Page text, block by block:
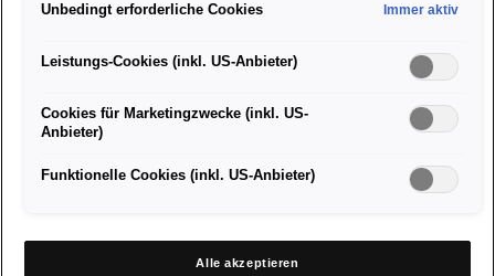
ausziehbarem Griff und Zahlenschloss
die USA (insbesondere dort an die Google LLC) weitergibt. In den
gleichwertiges Datenschutzniveau und es fehlt an einem
Angemessenheitsbeschluss der Europäischen Kommission. Hieraus
Betroffener in den USA nicht wirksam durchsetzen können, in den
USA keine Datenschutzgrundsätze bestehen, und weil nicht
Sicherheitsbehörden einen Zugriff auf Daten erlangen können, wobei
Eingriffe in Ihre persönlichen Rechte und Freiheiten nicht auf das
Unbedingt erforderliche Cookies Immer aktiv
Leistungs-Cookies (inkl. US-Anbieter)
Cookies für Marketingzwecke (inkl. US-
Anbieter)
Funktionelle Cookies (inkl. US-Anbieter)
Alle akzeptieren